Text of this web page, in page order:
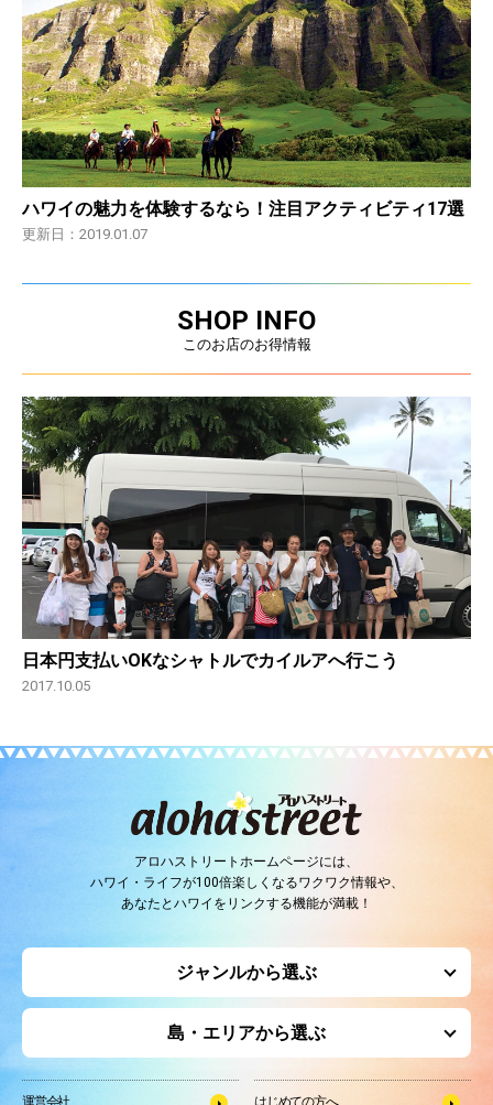
ハワイの魅力を体験するなら！注目アクティビティ17選
更新日：2019.01.07
SHOP INFO
このお店のお得情報
日本円支払いOKなシャトルでカイルアへ行こう
2017.10.05
アロハストリートホームページには、
ハワイ・ライフが100倍楽しくなるワクワク情報や、
あなたとハワイをリンクする機能が満載！
ジャンルから選ぶ
島・エリアから選ぶ
運営会社 はじめての方へ